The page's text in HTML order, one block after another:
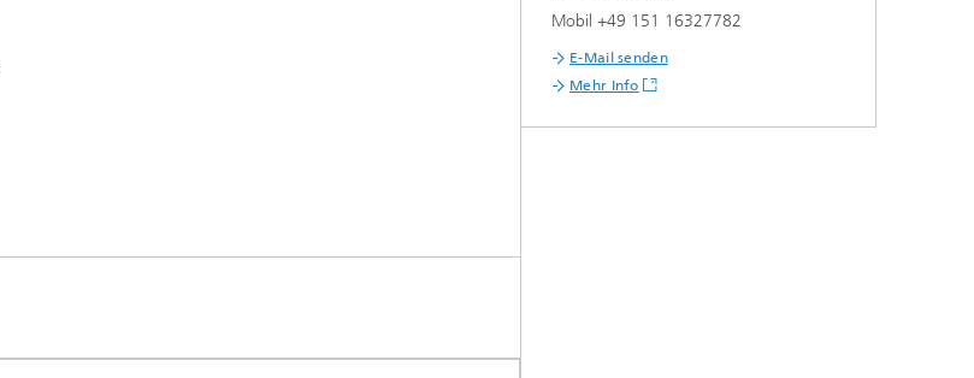
Mobil +49 151 16327782
E-Mail senden
Mehr Info